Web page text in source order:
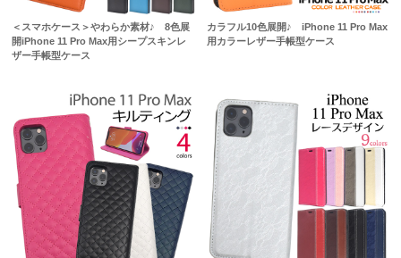
＜スマホケース＞やわらか素材♪ 8色展
開iPhone 11 Pro Max用シープスキンレ
ザー手帳型ケース
カラフル10色展開♪ iPhone 11 Pro Max
用カラーレザー手帳型ケース